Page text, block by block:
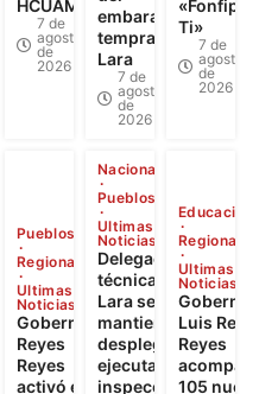
HCUAMP
7 de
agosto
de
2026
embarazo
temprano en
Lara
7 de
agosto
de
2026
«Fonfip
Ti»
7 de
agosto
de
2026
Pueblos
Regional
Ultimas
Noticias
Gobernador
Reyes
Reyes
activó el
Nacional
Pueblos
Ultimas
Noticias
Delegación
técnica de
Lara se
mantiene
desplegada y
ejecuta 622
inspecciones
Educación
Regional
Ultimas
Noticias
Luis
Reyes
105